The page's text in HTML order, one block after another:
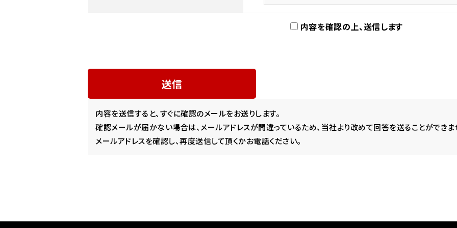
内容を確認の上、送信します
内容を送信すると、すぐに確認のメールをお送りします。
確認メールが届かない場合は、メールアドレスが間違っているため、当社より改めて回答を送ることができま
メールアドレスを確認し、再度送信して頂くかお電話ください。